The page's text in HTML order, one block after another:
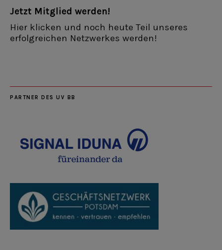
Jetzt Mitglied werden!
Hier klicken und noch heute Teil unseres
erfolgreichen Netzwerkes werden!
PARTNER DES UV BB